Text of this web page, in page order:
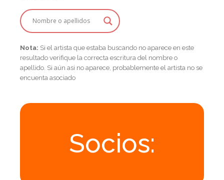
Nota: Si el artista que estaba buscando no aparece en este
resultado verifique la correcta escritura del nombre o
apellido. Si aún asi no aparece, probablemente el artista no se
encuenta asociado
Socios: